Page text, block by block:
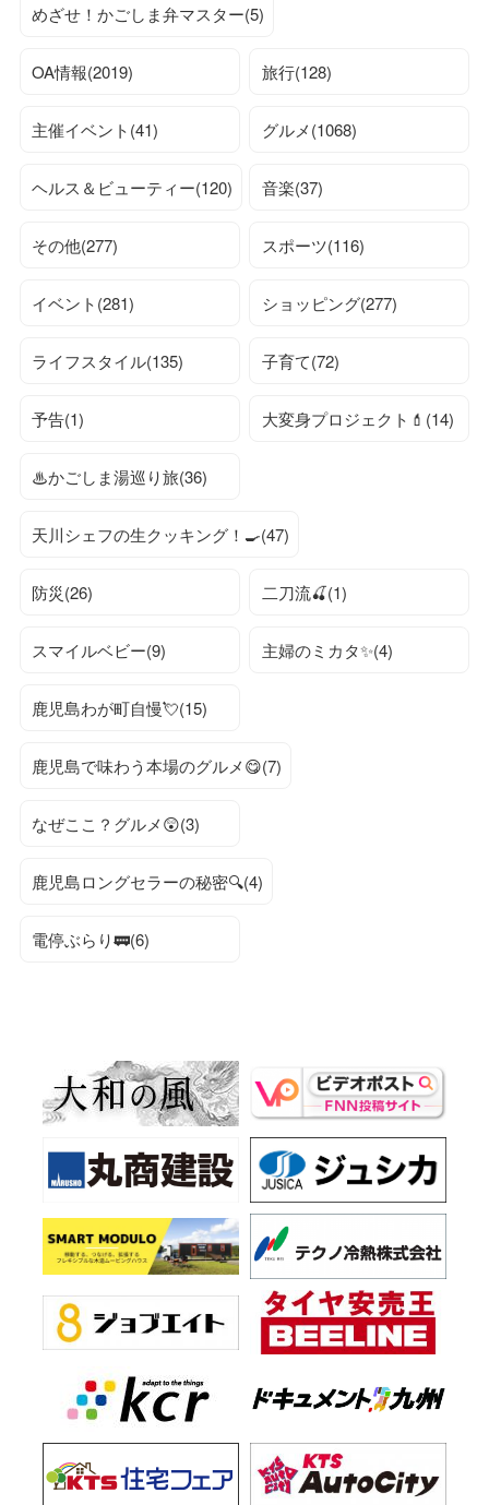
めざせ！かごしま弁マスター(5)
OA情報(2019) 旅行(128)
主催イベント(41) グルメ(1068)
ヘルス＆ビューティー(120) 音楽(37)
その他(277) スポーツ(116)
イベント(281) ショッピング(277)
ライフスタイル(135) 子育て(72)
予告(1) 大変身プロジェクト💄(14)
♨かごしま湯巡り旅(36)
天川シェフの生クッキング！🍳(47)
防災(26) 二刀流🍒(1)
スマイルベビー(9) 主婦のミカタ✨(4)
鹿児島わが町自慢💘(15)
鹿児島で味わう本場のグルメ😋(7)
なぜここ？グルメ😲(3)
鹿児島ロングセラーの秘密🔍(4)
電停ぶらり🚃(6)